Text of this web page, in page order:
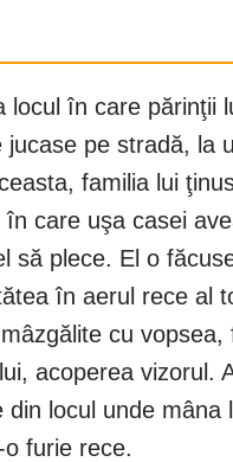
în care
pe stradă,
familia lui
care uşa casei
plece. El o
în aerul rece al
cu
acoperea
locul unde
furie rece.